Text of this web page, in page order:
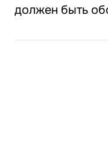
должен быть